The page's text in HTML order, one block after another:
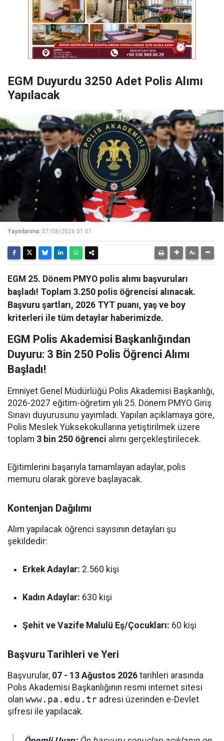
EGM Duyurdu 3250 Adet Polis Alımı
Yapılacak
Yayınlanma: 07/08/2026 01:07
EGM 25. Dönem PMYO polis alımı başvuruları
başladı! Toplam 3.250 polis öğrencisi alınacak.
Başvuru şartları, 2026 TYT puanı, yaş ve boy
kriterleri ile tüm detaylar haberimizde.
EGM Polis Akademisi Başkanlığından
Duyuru: 3 Bin 250 Polis Öğrenci Alımı
Başladı!
Emniyet Genel Müdürlüğü Polis Akademisi Başkanlığı,
2026-2027 eğitim-öğretim yılı 25. Dönem PMYO Giriş
Sınavı duyurusunu yayımladı. Yapılan açıklamaya göre,
Polis Meslek Yüksekokullarına yetiştirilmek üzere
toplam 3 bin 250 öğrenci alımı gerçekleştirilecek.
Eğitimlerini başarıyla tamamlayan adaylar, polis
memuru olarak göreve başlayacak.
Kontenjan Dağılımı
Alım yapılacak öğrenci sayısının detayları şu
şekildedir:
Erkek Adaylar: 2.560 kişi
Kadın Adaylar: 630 kişi
Şehit ve Vazife Malulü Eş/Çocukları: 60 kişi
Başvuru Tarihleri ve Yeri
Başvurular, 07 - 13 Ağustos 2026 tarihleri arasında
Polis Akademisi Başkanlığının resmi internet sitesi
olan www.pa.edu.tr adresi üzerinden e-Devlet
şifresi ile yapılacak.